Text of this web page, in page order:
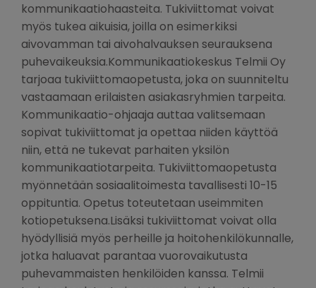
kommunikaatiohaasteita. Tukiviittomat voivat
myös tukea aikuisia, joilla on esimerkiksi
aivovamman tai aivohalvauksen seurauksena
puhevaikeuksia.Kommunikaatiokeskus Telmii Oy
tarjoaa tukiviittomaopetusta, joka on suunniteltu
vastaamaan erilaisten asiakasryhmien tarpeita.
Kommunikaatio-ohjaaja auttaa valitsemaan
sopivat tukiviittomat ja opettaa niiden käyttöä
niin, että ne tukevat parhaiten yksilön
kommunikaatiotarpeita. Tukiviittomaopetusta
myönnetään sosiaalitoimesta tavallisesti 10-15
oppituntia. Opetus toteutetaan useimmiten
kotiopetuksena.Lisäksi tukiviittomat voivat olla
hyödyllisiä myös perheille ja hoitohenkilökunnalle,
jotka haluavat parantaa vuorovaikutusta
puhevammaisten henkilöiden kanssa. Telmii